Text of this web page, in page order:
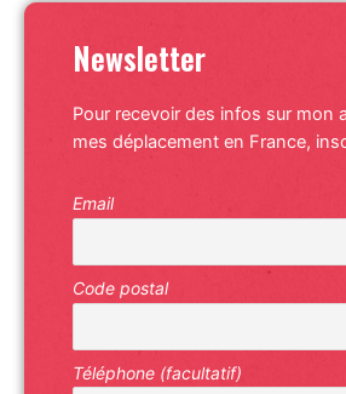
Newsletter
Pour recevoir des infos sur mon
mes déplacement en France,
Email
Code postal
Téléphone (facultatif)